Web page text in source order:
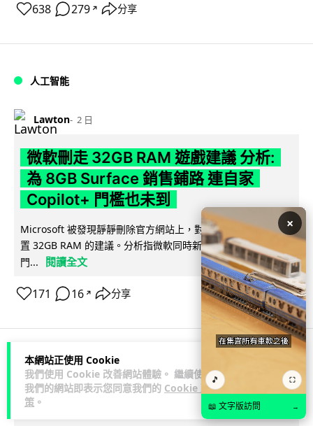
本網站正使用 Cookie
我們使用 Cookie 改善網站體驗。 繼續使用
我們的網站即表示您同意我們的 Cookie 政
策 。
638 279 ↗ 分享
人工智能
Lawton 2 日
微軟刪走 32GB RAM 遊戲建議 分析:
為 8GB Surface 銷售鋪路 連自家
Copilot+ 門檻也未到
Microsoft 被發現靜靜刪除官方網站上，對遊戲玩家要為電腦配
置 32GB RAM 的建議。分析指微軟同時新推出的 8GB RAM 入
門...
閱讀全文
171 16 ↗ 分享
科技娛樂 影視娛樂
Lawton
×
🎵 ⛶
📖 文字版訪問 →